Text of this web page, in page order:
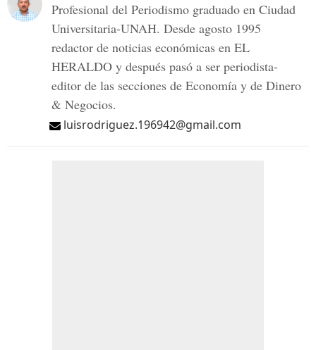
Profesional del Periodismo graduado en Ciudad
Universitaria-UNAH. Desde agosto 1995
redactor de noticias económicas en EL
HERALDO y después pasó a ser periodista-
editor de las secciones de Economía y de Dinero
& Negocios.
luisrodriguez.196942@gmail.com